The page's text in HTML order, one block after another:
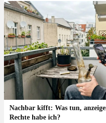
Nachbar kifft: Was tun,
Rechte habe ich?